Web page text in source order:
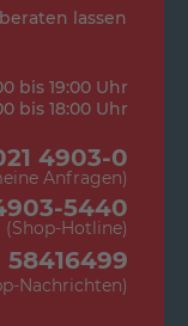
lassen
bis 19:00 Uhr
bis 18:00 Uhr
4903-0
Anfragen)
5440
(Shop-Hotline)
58416499
Nachrichten)